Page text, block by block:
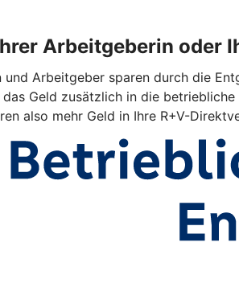
Arbeitgeberin oder
und Arbeitgeber sparen durch die
Geld zusätzlich in die
also mehr Geld in Ihre R+V-